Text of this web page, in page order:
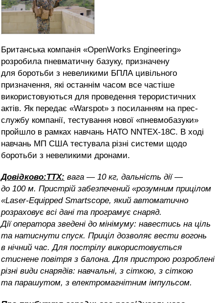
Британська компанія «OpenWorks Engineering»
розробила пневматичну базуку, призначену
для боротьби з невеликими БПЛА цивільного
призначення, які останнім часом все частіше
використовуються для проведення терористичних
актів. Як передає «Warspot» з посиланням на прес-
службу компанії, тестування нової «пневмобазуки»
пройшло в рамках навчань НАТО NNTEX-18C. В ході
навчань МП США тестувала різні системи щодо
боротьби з невеликими дронами.
Довідково:ТТХ: вага — 10 кг, дальність дії —
до 100 м. Пристрій забезпечений «розумним прицілом
«Laser-Equipped Smartscope, який автоматично
розраховує всі дані та програмує снаряд.
Дії оператора зведені до мінімуму: навестись на ціль
та натиснути спуск. Приціл дозволяє вести вогонь
в нічний час. Для пострілу використовується
стиснене повітря з балона. Для пристрою розроблені
різні види снарядів: навчальні, з сіткою, з сіткою
та парашутом, з електромагнітним імпульсом.